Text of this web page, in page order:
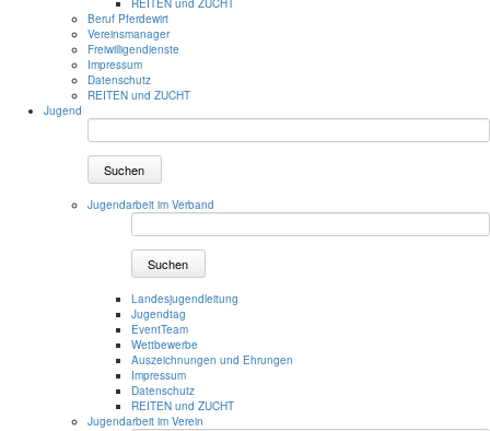
REITEN und ZUCHT
Beruf Pferdewirt
Vereinsmanager
Freiwilligendienste
Impressum
Datenschutz
REITEN und ZUCHT
Jugend
Suchen
Jugendarbeit im Verband
Suchen
Landesjugendleitung
Jugendtag
EventTeam
Wettbewerbe
Auszeichnungen und Ehrungen
Impressum
Datenschutz
REITEN und ZUCHT
Jugendarbeit im Verein